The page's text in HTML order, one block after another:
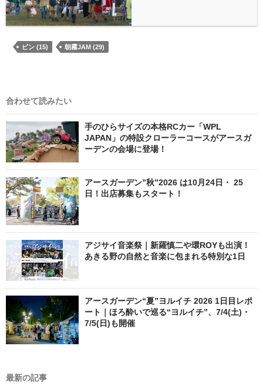
ピン (15) 朝霧JAM (29)
合わせて読みたい
手のひらサイズの本格RCカー「WPL
JAPAN」の特設クローラーコースがアースガ
ーデンの会場に登場！
アースガーデン”秋”2026 は10月24日・ 25
日！出店募集もスタート！
アジサイ音楽祭｜新羅慎二や環ROYも出演！
あきる野の自然と音楽に包まれる特別な1日
アースガーデン“夏”ヨルイチ 2026 1日目レポ
ート｜ほろ酔いで巡る“ヨルイチ”、7/4(土)・
7/5(日)も開催
最新の記事